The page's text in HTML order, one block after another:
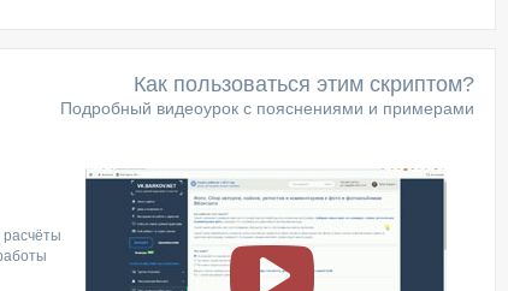
Как пользоваться этим скриптом?
Подробный видеоурок с пояснениями и примерами